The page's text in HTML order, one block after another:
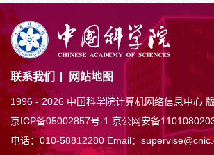
两项研究工作于近期发表在物理学科
Rev. Lett.上。
LPC
合作组成立于 2019
年，包括
物所、上海交大和德国雷根斯堡大学
员，立足中国国内格点QCD研究人员和
子结构的研究。LPC合作组由中国科学
联系我们 网站地图
1996 -2026 中国科学院计算机网络信息中心
京ICP备05002857号-1 京公网安备
电话：010-58812280 Email：